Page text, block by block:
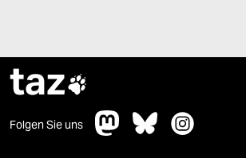
taz
Folgen Sie uns